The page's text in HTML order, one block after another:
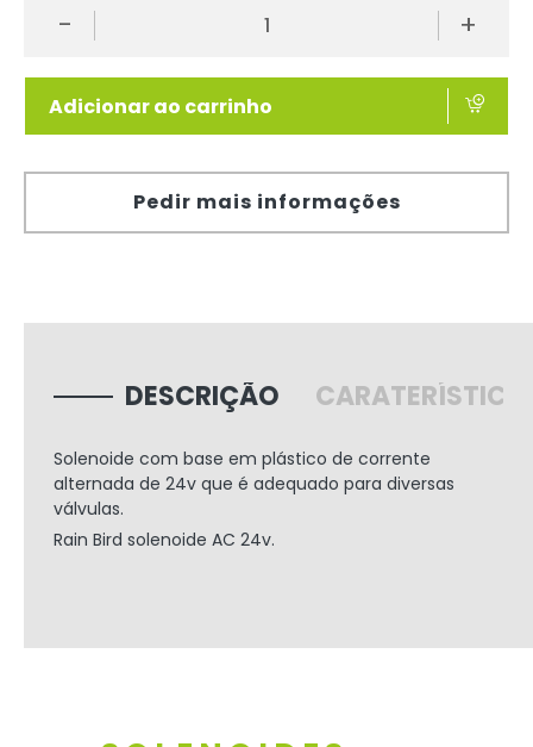
- +
Adicionar ao carrinho
Pedir mais informações
DESCRIÇÃO
Solenoide com base em plástico de corrente
alternada de 24v que é adequado para diversas
válvulas.
Rain Bird solenoide AC 24v.